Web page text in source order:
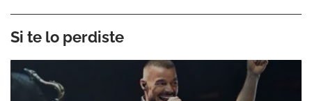
Si te lo perdiste